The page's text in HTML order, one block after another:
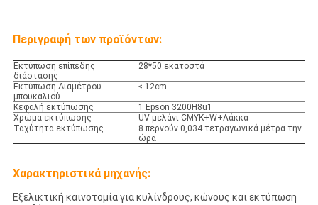
Περιγραφή των προϊόντων:
Εκτύπωση επίπεδης
διάστασης
28*50 εκατοστά
Εκτύπωση Διαμέτρου
μπουκαλιού
≤ 12cm
Κεφαλή εκτύπωσης
1 Epson 3200H8u1
Χρώμα εκτύπωσης
UV μελάνι CMYK+W+Λάκκα
Ταχύτητα εκτύπωσης
8 περνούν 0,034 τετραγωνικά μέτρα την
ώρα
Χαρακτηριστικά μηχανής:
Εξελικτική καινοτομία για κυλίνδρους, κώνους και εκτύπωση